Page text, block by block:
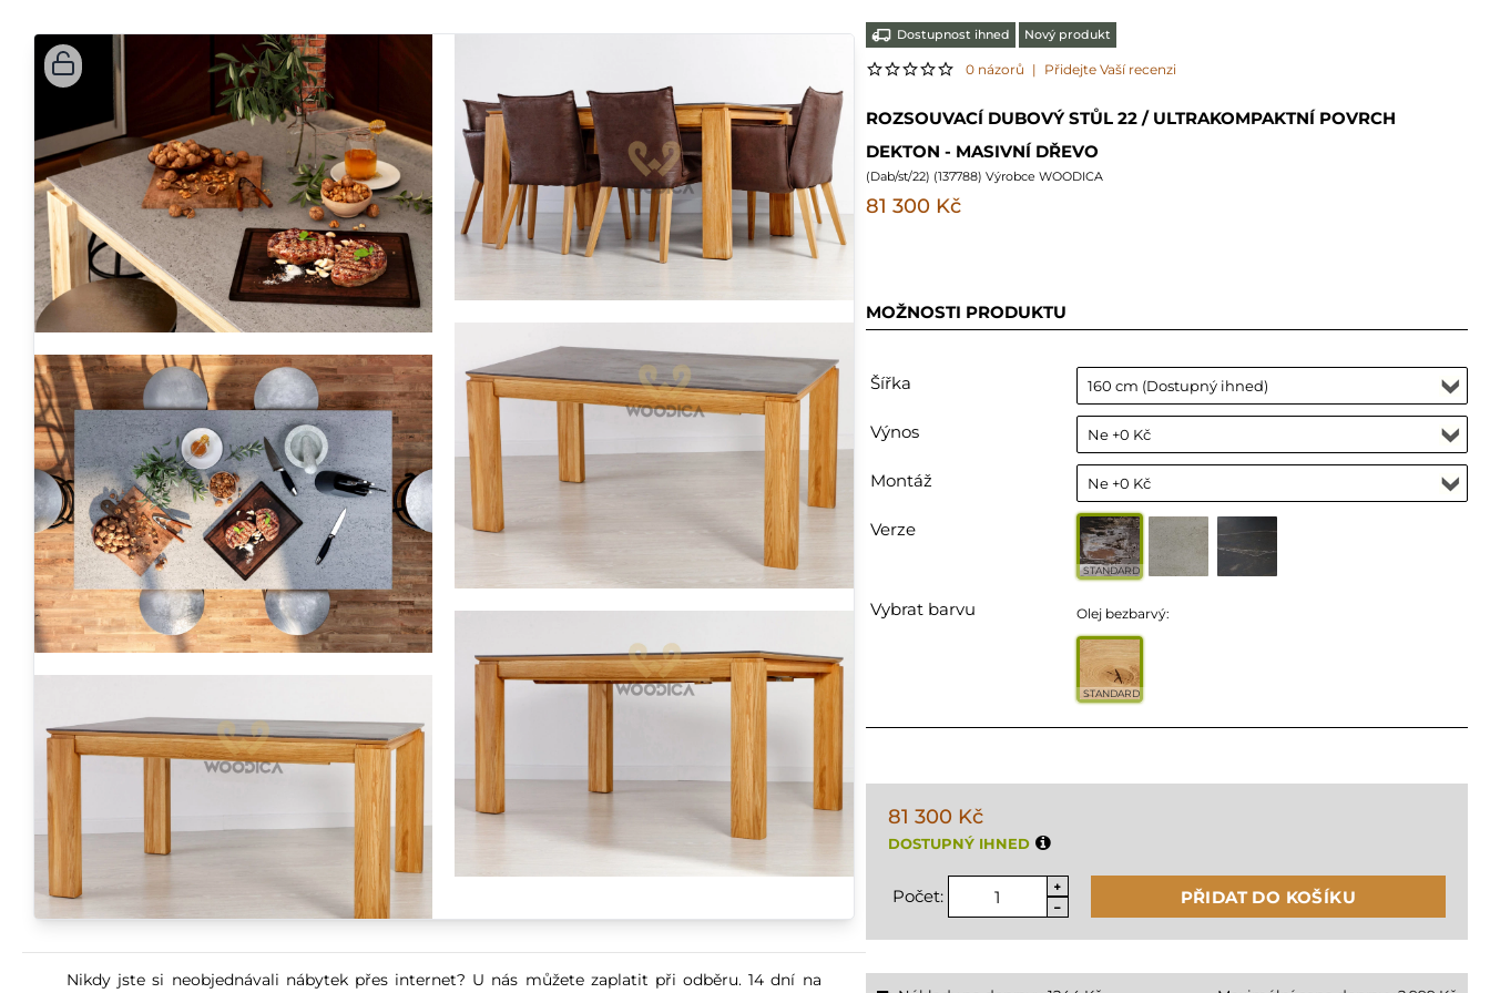
Nikdy jste si neobjednávali nábytek přes internet? U nás můžete zaplatit při odběru. 14 dní na
Dostupnost ihned Nový produkt
0 názorů | Přidejte Vaší recenzi
ROZSOUVACÍ DUBOVÝ STŮL 22 / ULTRAKOMPAKTNÍ POVRCH
DEKTON - MASIVNÍ DŘEVO
(Dab/st/22) (137788) Výrobce WOODICA
81 300 Kč
MOŽNOSTI PRODUKTU
Šířka
Výnos
Montáž
Verze
STANDARD
Vybrat barvu Olej bezbarvý:
STANDARD
81 300 Kč
DOSTUPNÝ IHNED
Počet: PŘIDAT DO KOŠÍKU